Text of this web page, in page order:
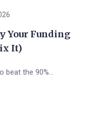
Your Funding
It)
beat the 90%...